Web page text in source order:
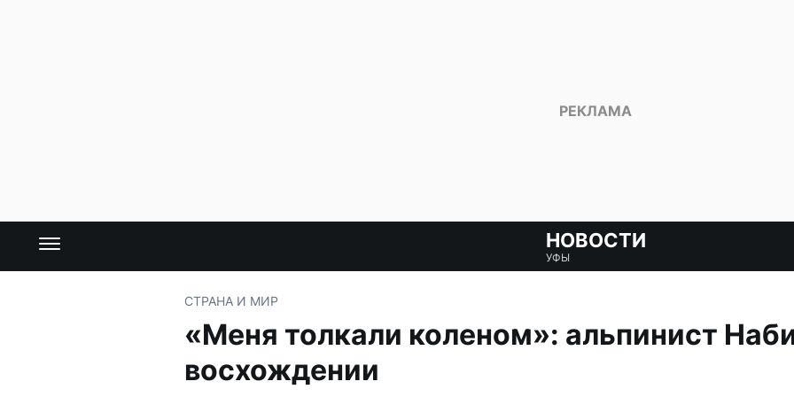
НОВОСТИ
УФЫ
СТРАНА И МИР
«Меня толкали коленом»: альпинист
восхождении